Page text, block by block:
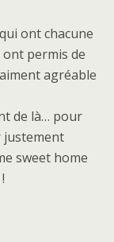
qui ont chacune
permis de
agréable
de là… pour
justement
sweet home